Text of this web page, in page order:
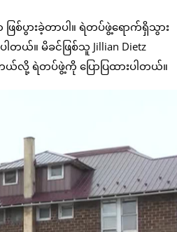
ြစ်ပွားခဲ့တာပါ။ ရဲတပ်ဖွဲ့ရောက်ရှိသွား
ယ်။ မိခင်ဖြစ်သူ Jillian Dietz
လို့ ရဲတပ်ဖွဲ့ကို ပြောပြထားပါတယ်။